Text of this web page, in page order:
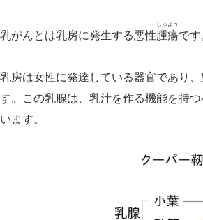
乳がんとは乳房に発生する悪性腫瘍
しゅよう
です
乳房は女性に発達している器官であり
す。この乳腺は、乳汁を作る機能を持
います。